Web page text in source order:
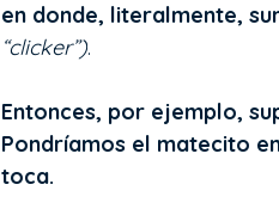
en donde, literalmente,
“clicker”).
Entonces, por ejemplo,
Pondríamos el matecito
toca.